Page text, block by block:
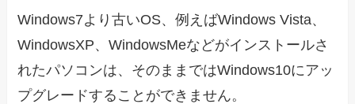
Windows7より古いOS、例えばWindows Vista、
WindowsXP、WindowsMeなどがインストールさ
れたパソコンは、そのままではWindows10にアッ
プグレードすることができません。